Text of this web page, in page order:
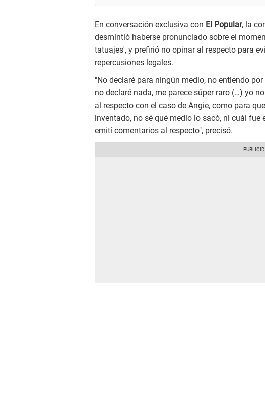
En conversación exclusiva con El Popular, la
desmintió haberse pronunciado sobre el
tatuajes', y prefirió no opinar al respecto para
repercusiones legales.
"No declaré para ningún medio, no entiendo
no declaré nada, me parece súper raro (…) yo
al respecto con el caso de Angie, como para
inventado, no sé qué medio lo sacó, ni cuál fue
emití comentarios al respecto", precisó.